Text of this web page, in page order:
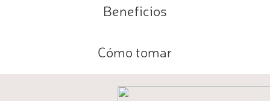
Beneficios
Cómo tomar